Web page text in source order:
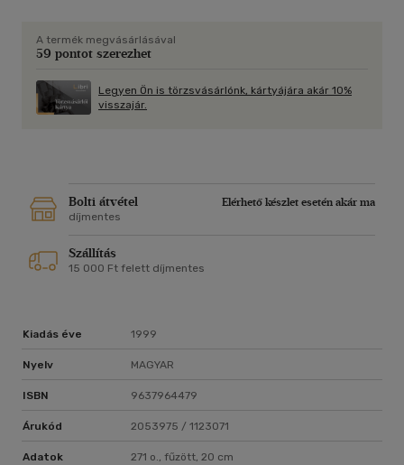
A termék megvásárlásával
59 pontot szerezhet
Legyen Ön is törzsvásárlónk, kártyájára akár 10%
visszajár.
Bolti átvétel
Elérhető készlet esetén akár ma
díjmentes
Szállítás
15 000 Ft felett díjmentes
Kiadás éve 1999
Nyelv MAGYAR
ISBN 9637964479
Árukód 2053975 / 1123071
Adatok 271 o., fűzött, 20 cm